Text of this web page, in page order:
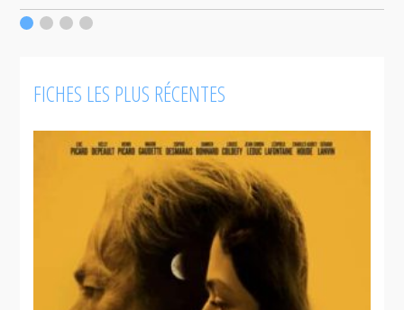
FICHES LES PLUS RÉCENTES